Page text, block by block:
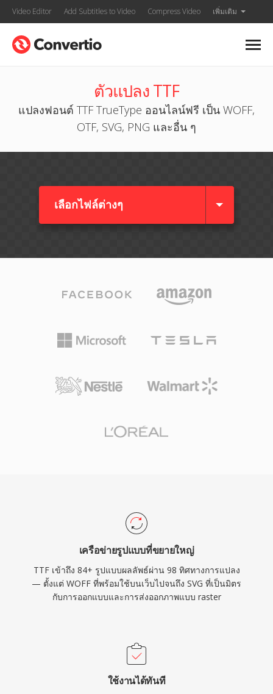
Video Editor Add Subtitles to Video Compress Video เพิ่มเติม
ตัวแปลง TTF
แปลงฟอนต์ TTF TrueType ออนไลน์ฟรี เป็น WOFF,
OTF, SVG, PNG และอื่น ๆ
เลือกไฟล์ต่างๆ​
เครือข่ายรูปแบบที่ขยายใหญ่
TTF เข้าถึง 84+ รูปแบบผลลัพธ์ผ่าน 98 ทิศทางการแปลง
— ตั้งแต่ WOFF ที่พร้อมใช้บนเว็บไปจนถึง SVG ที่เป็นมิตร
กับการออกแบบและการส่งออกภาพแบบ raster
ใช้งานได้ทันที